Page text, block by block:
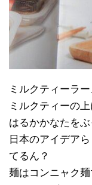
ミルクティーラー
ミルクティーの
はるかかなたをぶ
日本のアイデア
てるん？
麺はコンニャク麺